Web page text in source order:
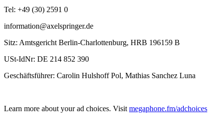
Tel: +49 (30) 2591 0
information@axelspringer.de
Sitz: Amtsgericht Berlin-Charlottenburg, HRB 196159 B
USt-IdNr: DE 214 852 390
Geschäftsführer: Carolin Hulshoff Pol, Mathias Sanchez Luna
Learn more about your ad choices. Visit megaphone.fm/adchoices